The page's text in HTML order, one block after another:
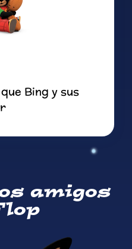
Bing y sus
amigos